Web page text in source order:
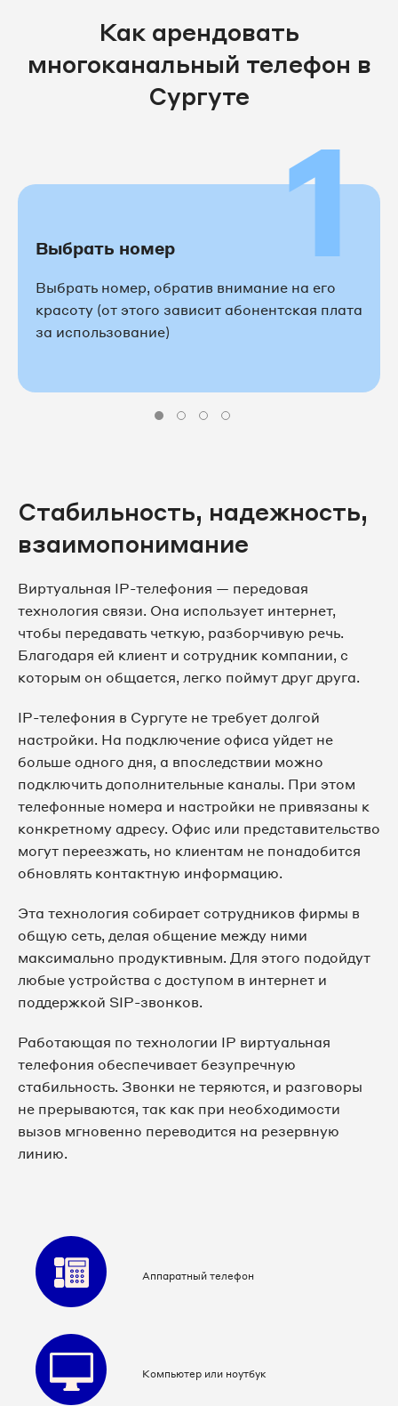
8 3462 31-24-40
8 3462 31-24-41
8 3462 31-24-52
8 3462 31-24-53
8 3462 31-24-91
8 3462 38-23-67
8 3462 38-24-17
8 3462 38-24-27
8 3462 38-24-90
8 3462 38-24-92
8 3462 38-24-93
8 3462 38-25-04
8 3462 38-25-17
8 3462 38-25-18
8 3462 38-25-30
8 3462 38-25-36
8 3462 38-25-48
8 3462 38-25-60
Как арендовать
многоканальный телефон в
Сургуте
1
Выбрать номер
Выбрать номер, обратив внимание на его
красоту (от этого зависит абонентская плата
за использование)
Стабильность, надежность,
взаимопонимание
Виртуальная IP-телефония — передовая
технология связи. Она использует интернет,
чтобы передавать четкую, разборчивую речь.
Благодаря ей клиент и сотрудник компании, с
которым он общается, легко поймут друг друга.
IP-телефония в Сургуте не требует долгой
настройки. На подключение офиса уйдет не
больше одного дня, а впоследствии можно
подключить дополнительные каналы. При этом
телефонные номера и настройки не привязаны к
конкретному адресу. Офис или представительство
могут переезжать, но клиентам не понадобится
обновлять контактную информацию.
Эта технология собирает сотрудников фирмы в
общую сеть, делая общение между ними
максимально продуктивным. Для этого подойдут
любые устройства с доступом в интернет и
поддержкой SIP-звонков.
Работающая по технологии IP виртуальная
телефония обеспечивает безупречную
стабильность. Звонки не теряются, и разговоры
не прерываются, так как при необходимости
вызов мгновенно переводится на резервную
линию.
Аппаратный телефон
Компьютер или ноутбук